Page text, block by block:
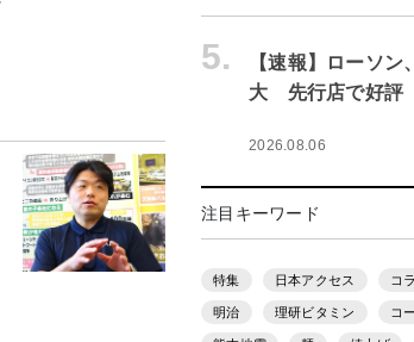
5.
【速報】ローソ
大 先行店で好評
2026.08.06
注目キーワード
特集 日本アクセス コ
明治 理研ビタミン コ